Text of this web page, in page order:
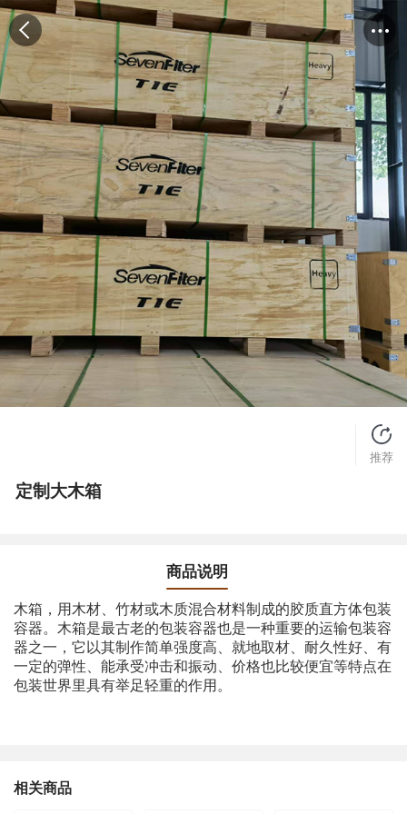
推荐
定制大木箱
商品说明
木箱，用木材、竹材或木质混合材料制成的胶质直方体包装
容器。木箱是最古老的包装容器也是一种重要的运输包装容
器之一，它以其制作简单强度高、就地取材、耐久性好、有
一定的弹性、能承受冲击和振动、价格也比较便宜等特点在
包装世界里具有举足轻重的作用。
相关商品